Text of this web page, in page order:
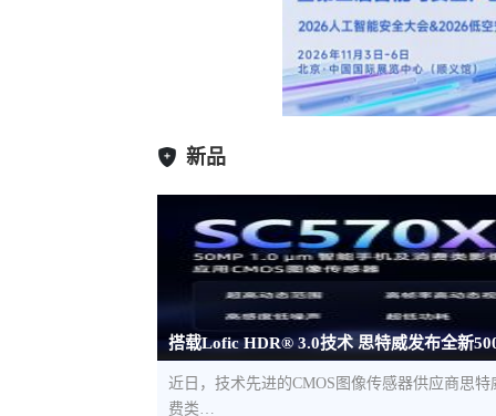
新品
搭载Lofic HDR® 3.0技术 思特威发布全新
近日，技术先进的CMOS图像传感器供应商思特
费类…